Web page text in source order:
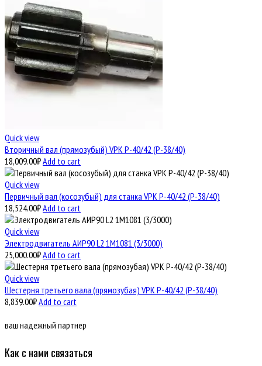
Quick view
Вторичный вал (прямозубый) VPK Р-40/42 (Р-38/40)
18,009.00₽Add to cart
Quick view
Первичный вал (косозубый) для станка VPK Р-40/42 (Р-38/40)
18,524.00₽Add to cart
Quick view
Электродвигатель АИР90 L2 1М1081 (3/3000)
25,000.00₽Add to cart
Quick view
Шестерня третьего вала (прямозубая) VPK Р-40/42 (Р-38/40)
8,839.00₽Add to cart
ваш надежный партнер
Как с нами связаться